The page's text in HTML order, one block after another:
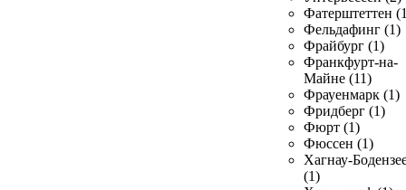
Фатерштеттен
Фельдафинг (1)
Фрайбург (1)
Франкфурт-на-
Майне (11)
Фрауенмарк (1)
Фридберг (1)
Фюрт (1)
Фюссен (1)
Хагнау-
(1)